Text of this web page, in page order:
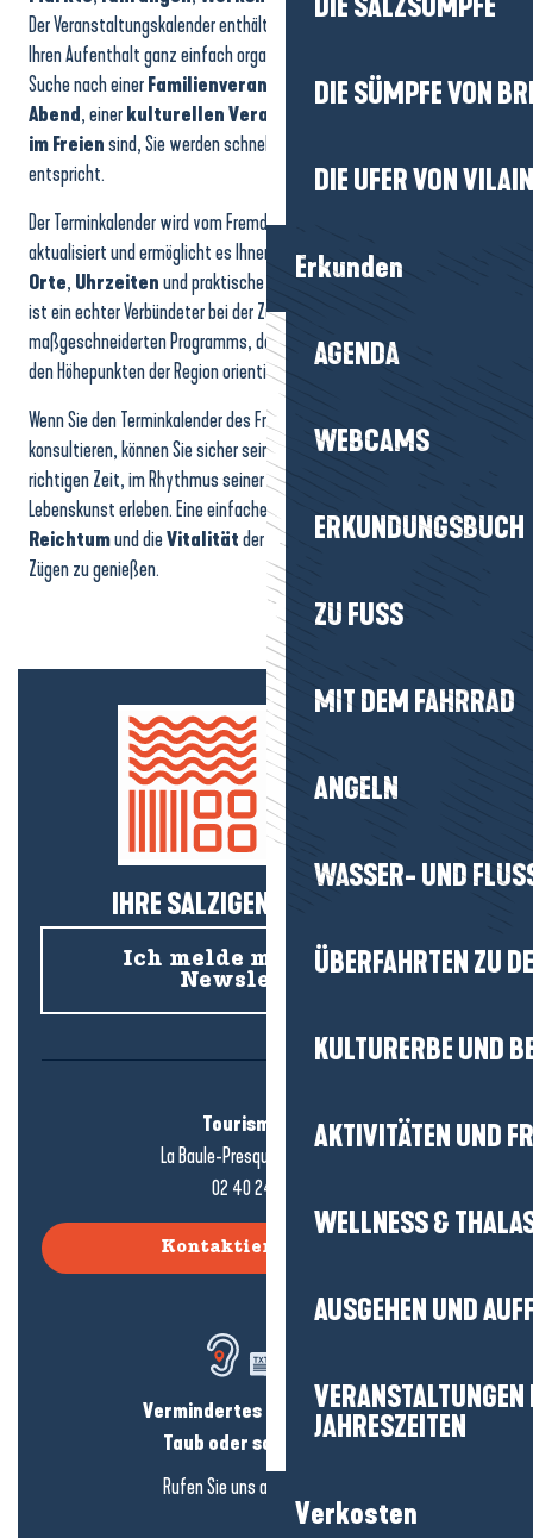
DIE SALZSÜMPFE
DIE SÜMPFE VON
DIE UFER VON
Erkunden
AGENDA
WEBCAMS
ERKUNDUNGSBUCH
ZU FUSS
MIT DEM FAHRRAD
ANGELN
WASSER- UND
ÜBERFAHRTEN ZU
KULTURERBE UND
AKTIVITÄTEN UND
WELLNESS &
AUSGEHEN UND
JAHRESZEITEN
Verkosten
Der Veranstaltungskalender enthält alle Ideen für Ausflüge, damit Sie
Ihren Aufenthalt ganz einfach organisieren können. Ob Sie nun auf der
Suche nach einerFamilienveranstaltung, einemfestlichen
Abend, einerkulturellen Veranstaltung
im Freiensind, Sie werden schnell das finden, was Ihren Wünschen
entspricht.
Der Terminkalender wird vom Fremdenverkehrsamt in Echtzeit
aktualisiert und ermöglicht es Ihnen, mit wenigen Klicks
Orte, Uhrzeitenund praktische Informationenabzurufen. Er
ist ein echter Verbündeter bei der Zusammenstellung eines
maßgeschneiderten Programms, das sich an den Jahreszeiten und
den Höhepunkten der Region orientiert.
Wenn Sie den Terminkalender des Fremdenverkehrsamtes
konsultieren, können Sie sicher sein, dass Sie das Reiseziel zur
richtigen Zeit, im Rhythmus seinerVeranstaltungen
Lebenskunst erleben. Eine einfache und effiziente Art, den
Reichtumund dieVitalitätder Halbinsel Guérandein vollen
Zügen zu genießen.
IHRE SALZIGEN NEUIGKEITEN!
Ich melde mich für den
Newsletter an
Tourismusbüro
La Baule-Presqu'île de Guérande
02 40 24 34 44
Kontaktieren Sie uns
Vermindertes Hörvermögen?
Taub oder schwerhörig?
Rufen Sie uns an in